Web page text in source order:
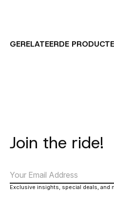
GERELATEERDE
Join the ride!
Exclusive insights, special deals,